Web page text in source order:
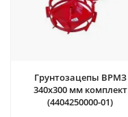
Грунтозацепы ВРМЗ
340х300 мм комплект
(4404250000-01)